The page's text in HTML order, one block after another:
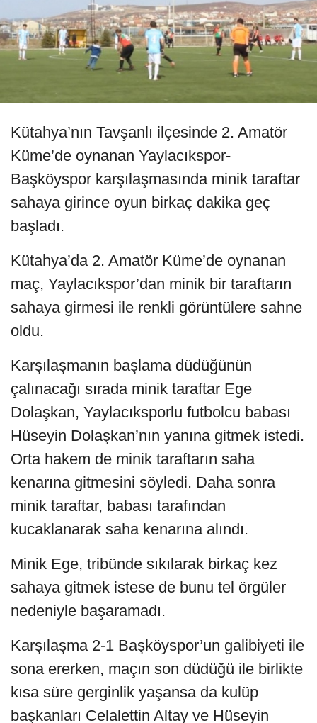
Kütahya’nın Tavşanlı ilçesinde 2. Amatör
Küme’de oynanan Yaylacıkspor-
Başköyspor karşılaşmasında minik taraftar
sahaya girince oyun birkaç dakika geç
başladı.
Kütahya’da 2. Amatör Küme’de oynanan
maç, Yaylacıkspor’dan minik bir taraftarın
sahaya girmesi ile renkli görüntülere sahne
oldu.
Karşılaşmanın başlama düdüğünün
çalınacağı sırada minik taraftar Ege
Dolaşkan, Yaylacıksporlu futbolcu babası
Hüseyin Dolaşkan’nın yanına gitmek istedi.
Orta hakem de minik taraftarın saha
kenarına gitmesini söyledi. Daha sonra
minik taraftar, babası tarafından
kucaklanarak saha kenarına alındı.
Minik Ege, tribünde sıkılarak birkaç kez
sahaya gitmek istese de bunu tel örgüler
nedeniyle başaramadı.
Karşılaşma 2-1 Başköyspor’un galibiyeti ile
sona ererken, maçın son düdüğü ile birlikte
kısa süre gerginlik yaşansa da kulüp
başkanları Celalettin Altay ve Hüseyin